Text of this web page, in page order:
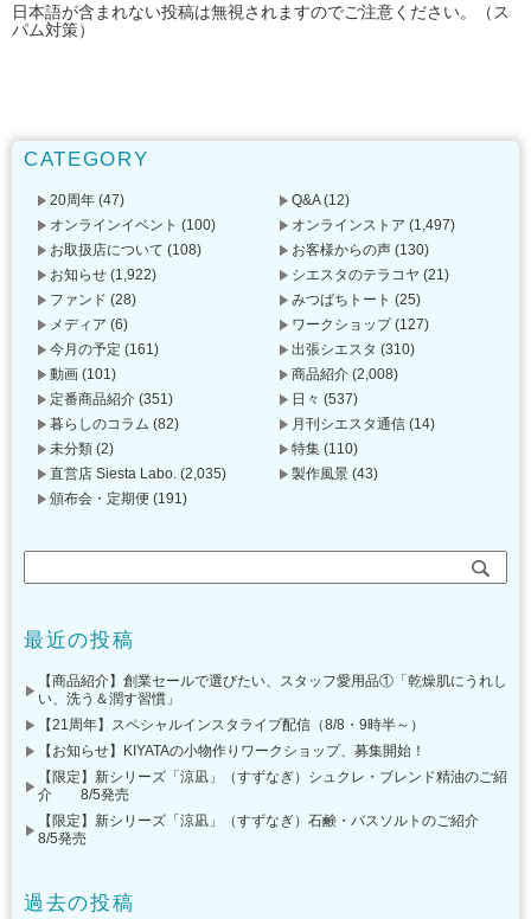
日本語が含まれない投稿は無視されますのでご注意ください。（ス
パム対策）
CATEGORY
20周年 (47) Q&A(12)
オンラインイベント (100) オンラインストア (1,497)
お取扱店について (108) お客様からの声 (130)
お知らせ (1,922) シエスタのテラコヤ (21)
ファンド (28) みつばちトート (25)
メディア (6) ワークショップ(127)
今月の予定 (161) 出張シエスタ (310)
動画 (101) 商品紹介 (2,008)
定番商品紹介 (351) 日々 (537)
暮らしのコラム (82) 月刊シエスタ通信 (14)
未分類 (2) 特集 (110)
直営店 Siesta Labo. (2,035) 製作風景 (43)
頒布会・定期便 (191)
最近の投稿
【商品紹介】創業セールで選びたい、スタッフ愛用品①「乾燥肌にうれし
い、洗う＆潤す習慣」
【21周年】スペシャルインスタライブ配信（8/8・9時半～）
【お知らせ】KIYATAの小物作りワークショップ、募集開始！
【限定】新シリーズ「涼凪」（すずなぎ）シュクレ・ブレンド精油のご紹
介 8/5発売
【限定】新シリーズ「涼凪」（すずなぎ）石鹸・バスソルトのご紹介
8/5発売
過去の投稿